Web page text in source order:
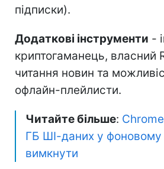
підписки).
Додаткові інструменти -
криптогаманець, власний
читання новин та
офлайн-плейлисти.
Читайте більше:
ГБ ШІ-даних у
вимкнути